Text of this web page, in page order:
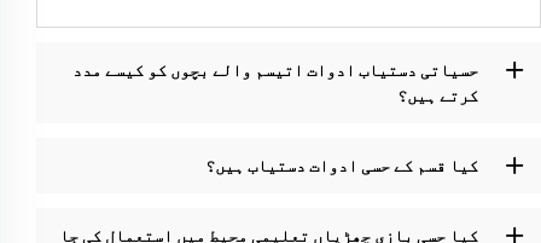
حسیاتی دستیاب ادوات اتیسم والے بچوں کو کیسے مدد
کرتے ہیں؟
کیا قسم کے حسی ادوات دستیاب ہیں؟
کیا حسی بازی چھڑیاں تعلیمی محیط میں استعمال کی جا